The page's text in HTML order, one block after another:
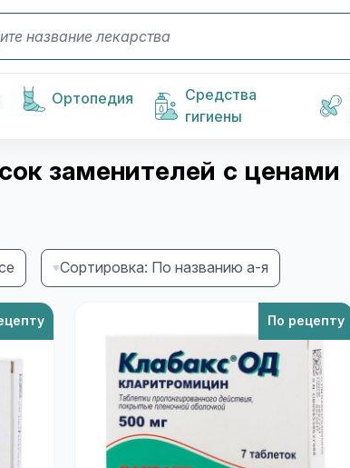
Ортопедия
Средства
гигиены
заменителей с ценами
Сортировка: По названию а-я
По рецепту